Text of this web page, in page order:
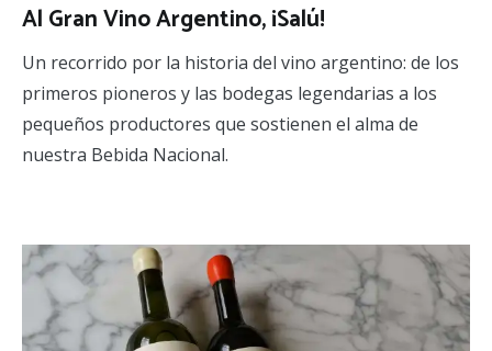
Al Gran Vino Argentino, ¡Salú!
Un recorrido por la historia del vino argentino: de los
primeros pioneros y las bodegas legendarias a los
pequeños productores que sostienen el alma de
nuestra Bebida Nacional.